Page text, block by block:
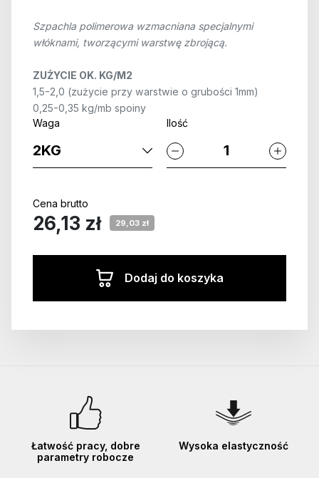
Szpachla polimerowa wzmacniana specjalnymi
włóknami, tworzącymi warstwę zbrojącą.
ZUŻYCIE OK. KG/M2
1,5-2,0 (zużycie przy warstwie o grubości 1mm)
0,25-0,35 kg/mb spoiny
Waga
Ilość
Cena brutto
26,13 zł 29,03 zł
Dodaj do koszyka
Łatwość pracy, dobre
parametry robocze
Wysoka elastyczność